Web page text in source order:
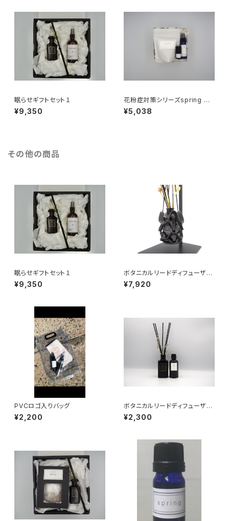
眠らせギフトセット１
¥9,350
花粉症対策シリーズspring ギ
フトセット
¥5,038
その他の商品
眠らせギフトセット１
¥9,350
ボタニカルリードディフューザー
&ボタニカルリードディフューザ
ー用レザーハンギングギフトセッ
¥7,920
PVCロゴ入りバッグ
¥2,200
ボタニカルリードディフューザー
03（リフィル）
¥2,300